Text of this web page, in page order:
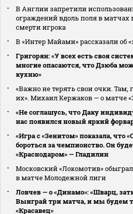
В Англии запретили
ограждений вдоль поля в матчах
смерти игрока
В «Интер Майами» рассказали об
Григорян: «У всех есть своя
многие опасаются, что Дзюба
кухню»
«Важно не терять свои очки.
их». Михаил Кержаков — о матче
«Не соглашусь, что Даку
нас появился новый яркий
«Игра с «Зенитом» показала, что
бороться за чемпионство. Он
«Краснодаром» — Гладилин
Московский «Локомотив»
в матче Молодежной лиги
Ловчев — о «Динамо»: «Шварц,
Выиграй три матча, и мы будем
«Красавец»